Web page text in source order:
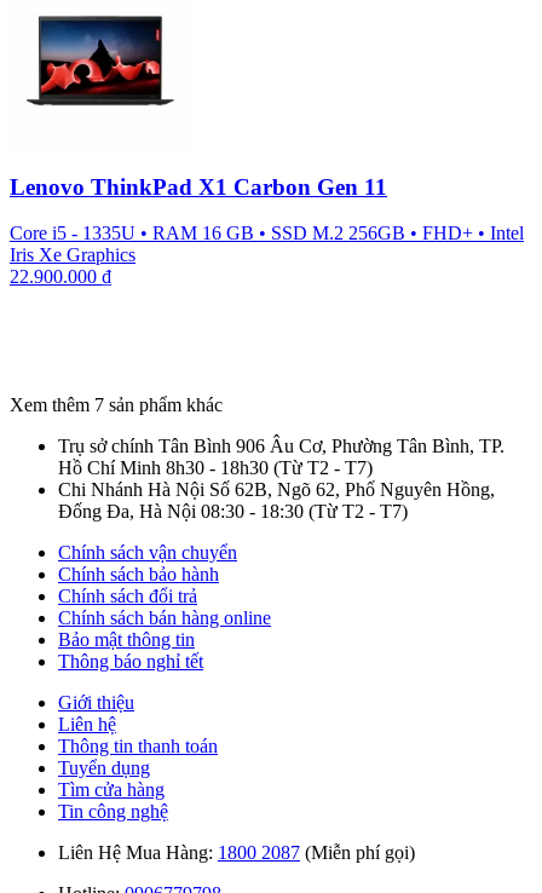
Lenovo ThinkPad X1 Carbon Gen 11
Core i5 - 1335U • RAM 16 GB • SSD M.2 256GB • FHD+ • Intel
Iris Xe Graphics
22.900.000 ₫
Xem thêm 7 sản phẩm khác
Trụ sở chính Tân Bình 906 Âu Cơ, Phường Tân Bình, TP.
Hồ Chí Minh 8h30 - 18h30 (Từ T2 - T7)
Chi Nhánh Hà Nội Số 62B, Ngõ 62, Phố Nguyên Hồng,
Đống Đa, Hà Nội 08:30 - 18:30 (Từ T2 - T7)
Chính sách vận chuyển
Chính sách bảo hành
Chính sách đổi trả
Chính sách bán hàng online
Bảo mật thông tin
Thông báo nghỉ tết
Giới thiệu
Liên hệ
Thông tin thanh toán
Tuyển dụng
Tìm cửa hàng
Tin công nghệ
Liên Hệ Mua Hàng: 1800 2087 (Miễn phí gọi)